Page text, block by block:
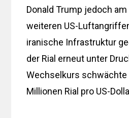
Donald Trump jedoch
weiteren US-
iranische Infrastruktur
der Rial erneut unter
Wechselkurs schwächte
Millionen Rial pro US-